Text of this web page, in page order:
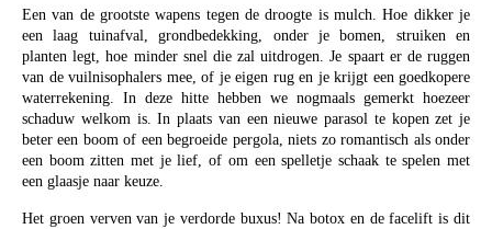
Een van de grootste wapens tegen de droogte is mulch. Hoe dikker je
een laag tuinafval, grondbedekking, onder je bomen, struiken en
planten legt, hoe minder snel die zal uitdrogen. Je spaart er de ruggen
van de vuilnisophalers mee, of je eigen rug en je krijgt een goedkopere
waterrekening. In deze hitte hebben we nogmaals gemerkt hoezeer
schaduw welkom is. In plaats van een nieuwe parasol te kopen zet je
beter een boom of een begroeide pergola, niets zo romantisch als onder
een boom zitten met je lief, of om een spelletje schaak te spelen met
een glaasje naar keuze.
Het groen verven van je verdorde buxus! Na botox en de facelift is dit